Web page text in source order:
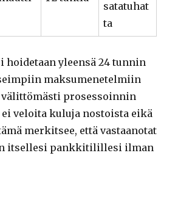
satatuhat
ta
hoidetaan yleensä 24 tunnin
maksumenetelmiin
välittömästi prosessoinnin
veloita kuluja nostoista eikä
merkitsee, että vastaanotat
itsellesi pankkitilillesi ilman